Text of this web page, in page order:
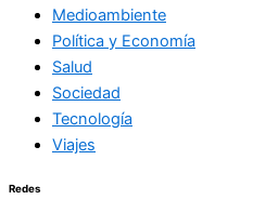
Medioambiente
Política y Economía
Salud
Sociedad
Tecnología
Viajes
Redes